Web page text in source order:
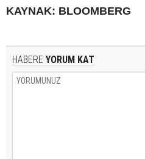
KAYNAK: BLOOMBERG
HABERE YORUM KAT